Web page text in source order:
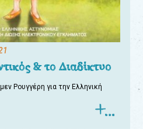
& το Διαδίκτυο
Ρουγγέρη για την Ελληνική